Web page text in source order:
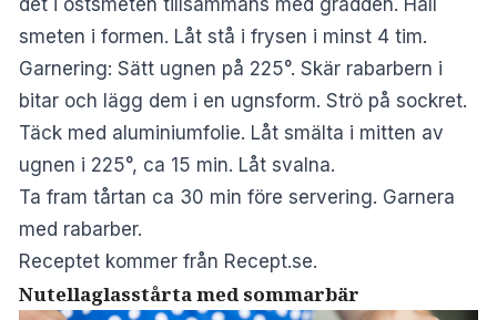
det i ostsmeten tillsammans med grädden. Häll
smeten i formen. Låt stå i frysen i minst 4 tim.
Garnering: Sätt ugnen på 225°. Skär rabarbern i
bitar och lägg dem i en ugnsform. Strö på sockret.
Täck med aluminiumfolie. Låt smälta i mitten av
ugnen i 225°, ca 15 min. Låt svalna.
Ta fram tårtan ca 30 min före servering. Garnera
med rabarber.
Receptet kommer från Recept.se.
Nutellaglass­tårta med sommarbär